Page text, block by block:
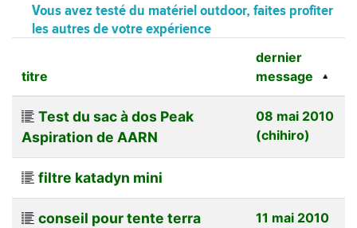
Vous avez testé du matériel outdoor, faites profiter
les autres de votre expérience
titre
dernier
message
Test du sac à dos Peak
Aspiration de AARN
08 mai 2010
(chihiro)
filtre katadyn mini
conseil pour tente terra
11 mai 2010